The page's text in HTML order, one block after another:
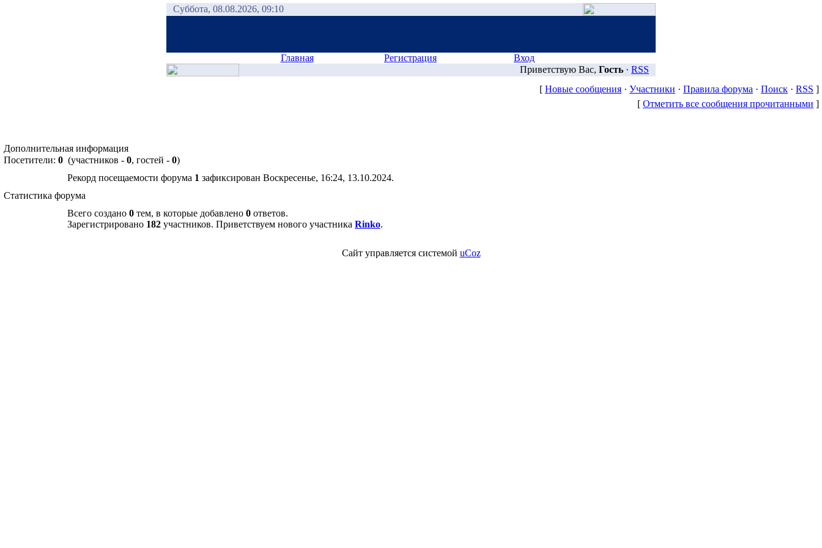
Суббота, 08.08.2026, 09:10
Главная Регистрация
Вход
Приветствую Вас, Гость · RSS
[ Новые сообщения · Участники · Правила форума · Поиск · RSS ]
[ Отметить все сообщения прочитанными ]
Дополнительная информация
Посетители: 0 (участников - 0, гостей - 0)
Рекорд посещаемости форума 1 зафиксирован Воскресенье, 16:24, 13.10.2024.
Статистика форума
Всего создано 0 тем, в которые добавлено 0 ответов.
Зарегистрировано 182 участников. Приветствуем нового участника Rinko.
Сайт управляется системой uCoz